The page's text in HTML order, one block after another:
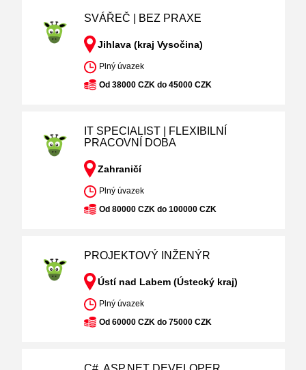
SVÁŘEČ | BEZ PRAXE
Jihlava (kraj Vysočina)
Plný úvazek
Od 38000 CZK do 45000 CZK
IT SPECIALIST | FLEXIBILNÍ
PRACOVNÍ DOBA
Zahraničí
Plný úvazek
Od 80000 CZK do 100000 CZK
PROJEKTOVÝ INŽENÝR
Ústí nad Labem (Ústecký kraj)
Plný úvazek
Od 60000 CZK do 75000 CZK